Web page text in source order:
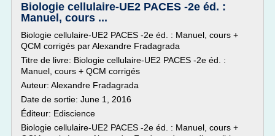
Biologie cellulaire-UE2 PACES -2e éd. :
Manuel, cours ...
Biologie cellulaire-UE2 PACES -2e éd. : Manuel, cours +
QCM corrigés par Alexandre Fradagrada
Titre de livre: Biologie cellulaire-UE2 PACES -2e éd. :
Manuel, cours + QCM corrigés
Auteur: Alexandre Fradagrada
Date de sortie: June 1, 2016
Éditeur: Ediscience
Biologie cellulaire-UE2 PACES -2e éd. : Manuel, cours +